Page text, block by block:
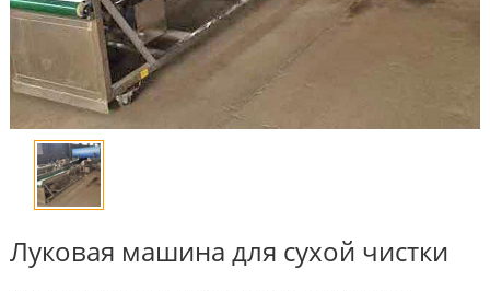
Луковая машина для сухой чистки